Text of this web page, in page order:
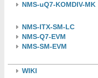
NMS-uQ7-KOMDIV-MK
NMS-ITX-SM-LC
NMS-Q7-EVM
NMS-SM-EVM
WIKI